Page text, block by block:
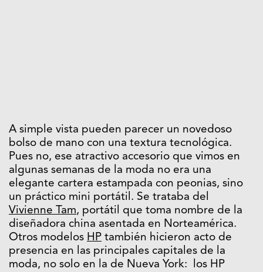
A simple vista pueden parecer un novedoso
bolso de mano con una textura tecnológica.
Pues no, ese atractivo accesorio que vimos en
algunas semanas de la moda no era una
elegante cartera estampada con peonias, sino
un práctico mini portátil. Se trataba del
Vivienne Tam, portátil que toma nombre de la
diseñadora china asentada en Norteamérica.
Otros modelos HP también hicieron acto de
presencia en las principales capitales de la
moda, no solo en la de Nueva York: los HP